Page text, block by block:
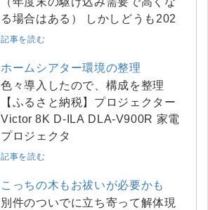
る場合はある） しかしどうも202
記事を読む
ホームシアター環境の整理
色々導入したので、構成を整理
【ふるさと納税】プロジェクター
Victor 8K D-ILA DLA-V900R 家電
プロジェクタ
記事を読む
こっちの木もお祓いが必要かも
別件のついでに立ち寄って解体現